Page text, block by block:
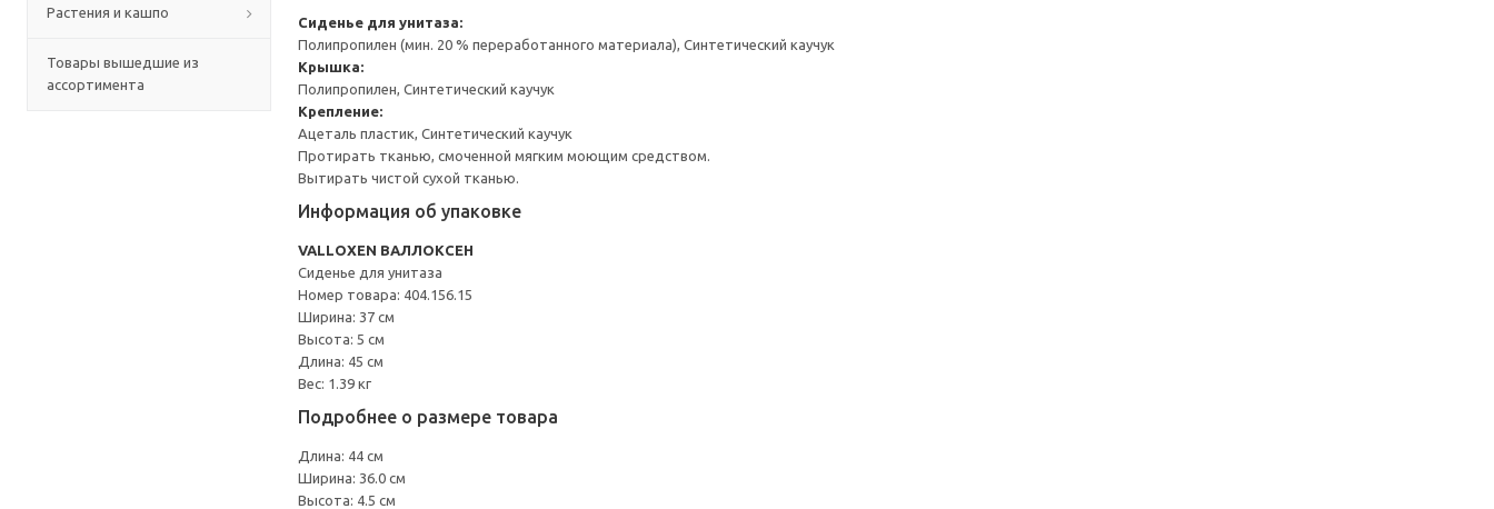
Растения и кашпо
Товары вышедшие из
ассортимента
Сиденье для унитаза:
Полипропилен (мин. 20 % переработанного материала), Синтетический каучук
Крышка:
Полипропилен, Синтетический каучук
Крепление:
Ацеталь пластик, Синтетический каучук
Протирать тканью, смоченной мягким моющим средством.
Вытирать чистой сухой тканью.
Информация об упаковке
VALLOXEN ВАЛЛОКСЕН
Сиденье для унитаза
Номер товара: 404.156.15
Ширина: 37 см
Высота: 5 см
Длина: 45 см
Вес: 1.39 кг
Подробнее о размере товара
Длина: 44 см
Ширина: 36.0 см
Высота: 4.5 см